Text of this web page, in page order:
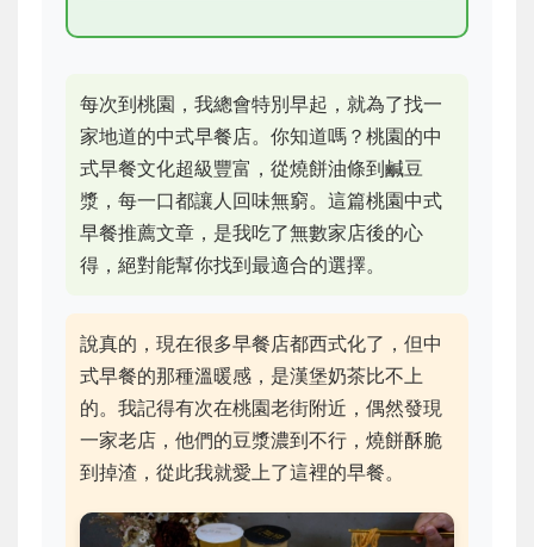
每次到桃園，我總會特別早起，就為了找一
家地道的中式早餐店。你知道嗎？桃園的中
式早餐文化超級豐富，從燒餅油條到鹹豆
漿，每一口都讓人回味無窮。這篇桃園中式
早餐推薦文章，是我吃了無數家店後的心
得，絕對能幫你找到最適合的選擇。
說真的，現在很多早餐店都西式化了，但中
式早餐的那種溫暖感，是漢堡奶茶比不上
的。我記得有次在桃園老街附近，偶然發現
一家老店，他們的豆漿濃到不行，燒餅酥脆
到掉渣，從此我就愛上了這裡的早餐。